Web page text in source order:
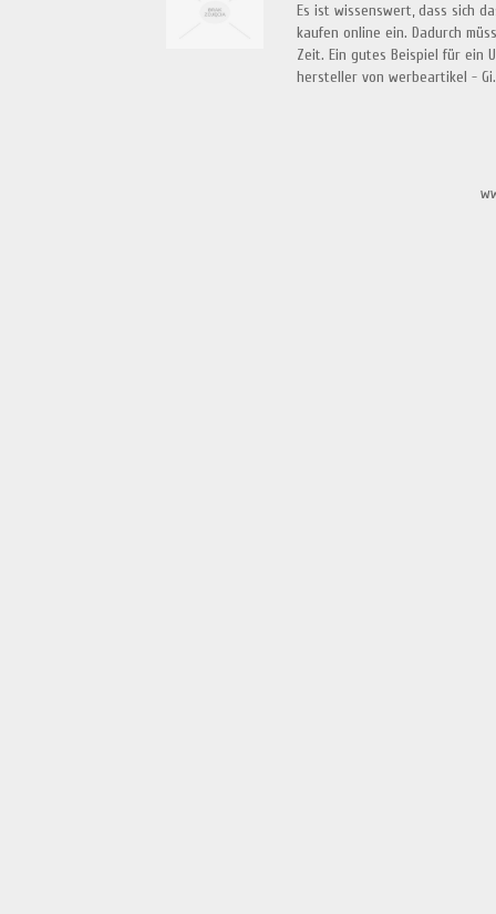
Es ist wissenswert, dass sich
kaufen online ein. Dadurch
Zeit. Ein gutes Beispiel für ein
hersteller von werbeartikel -